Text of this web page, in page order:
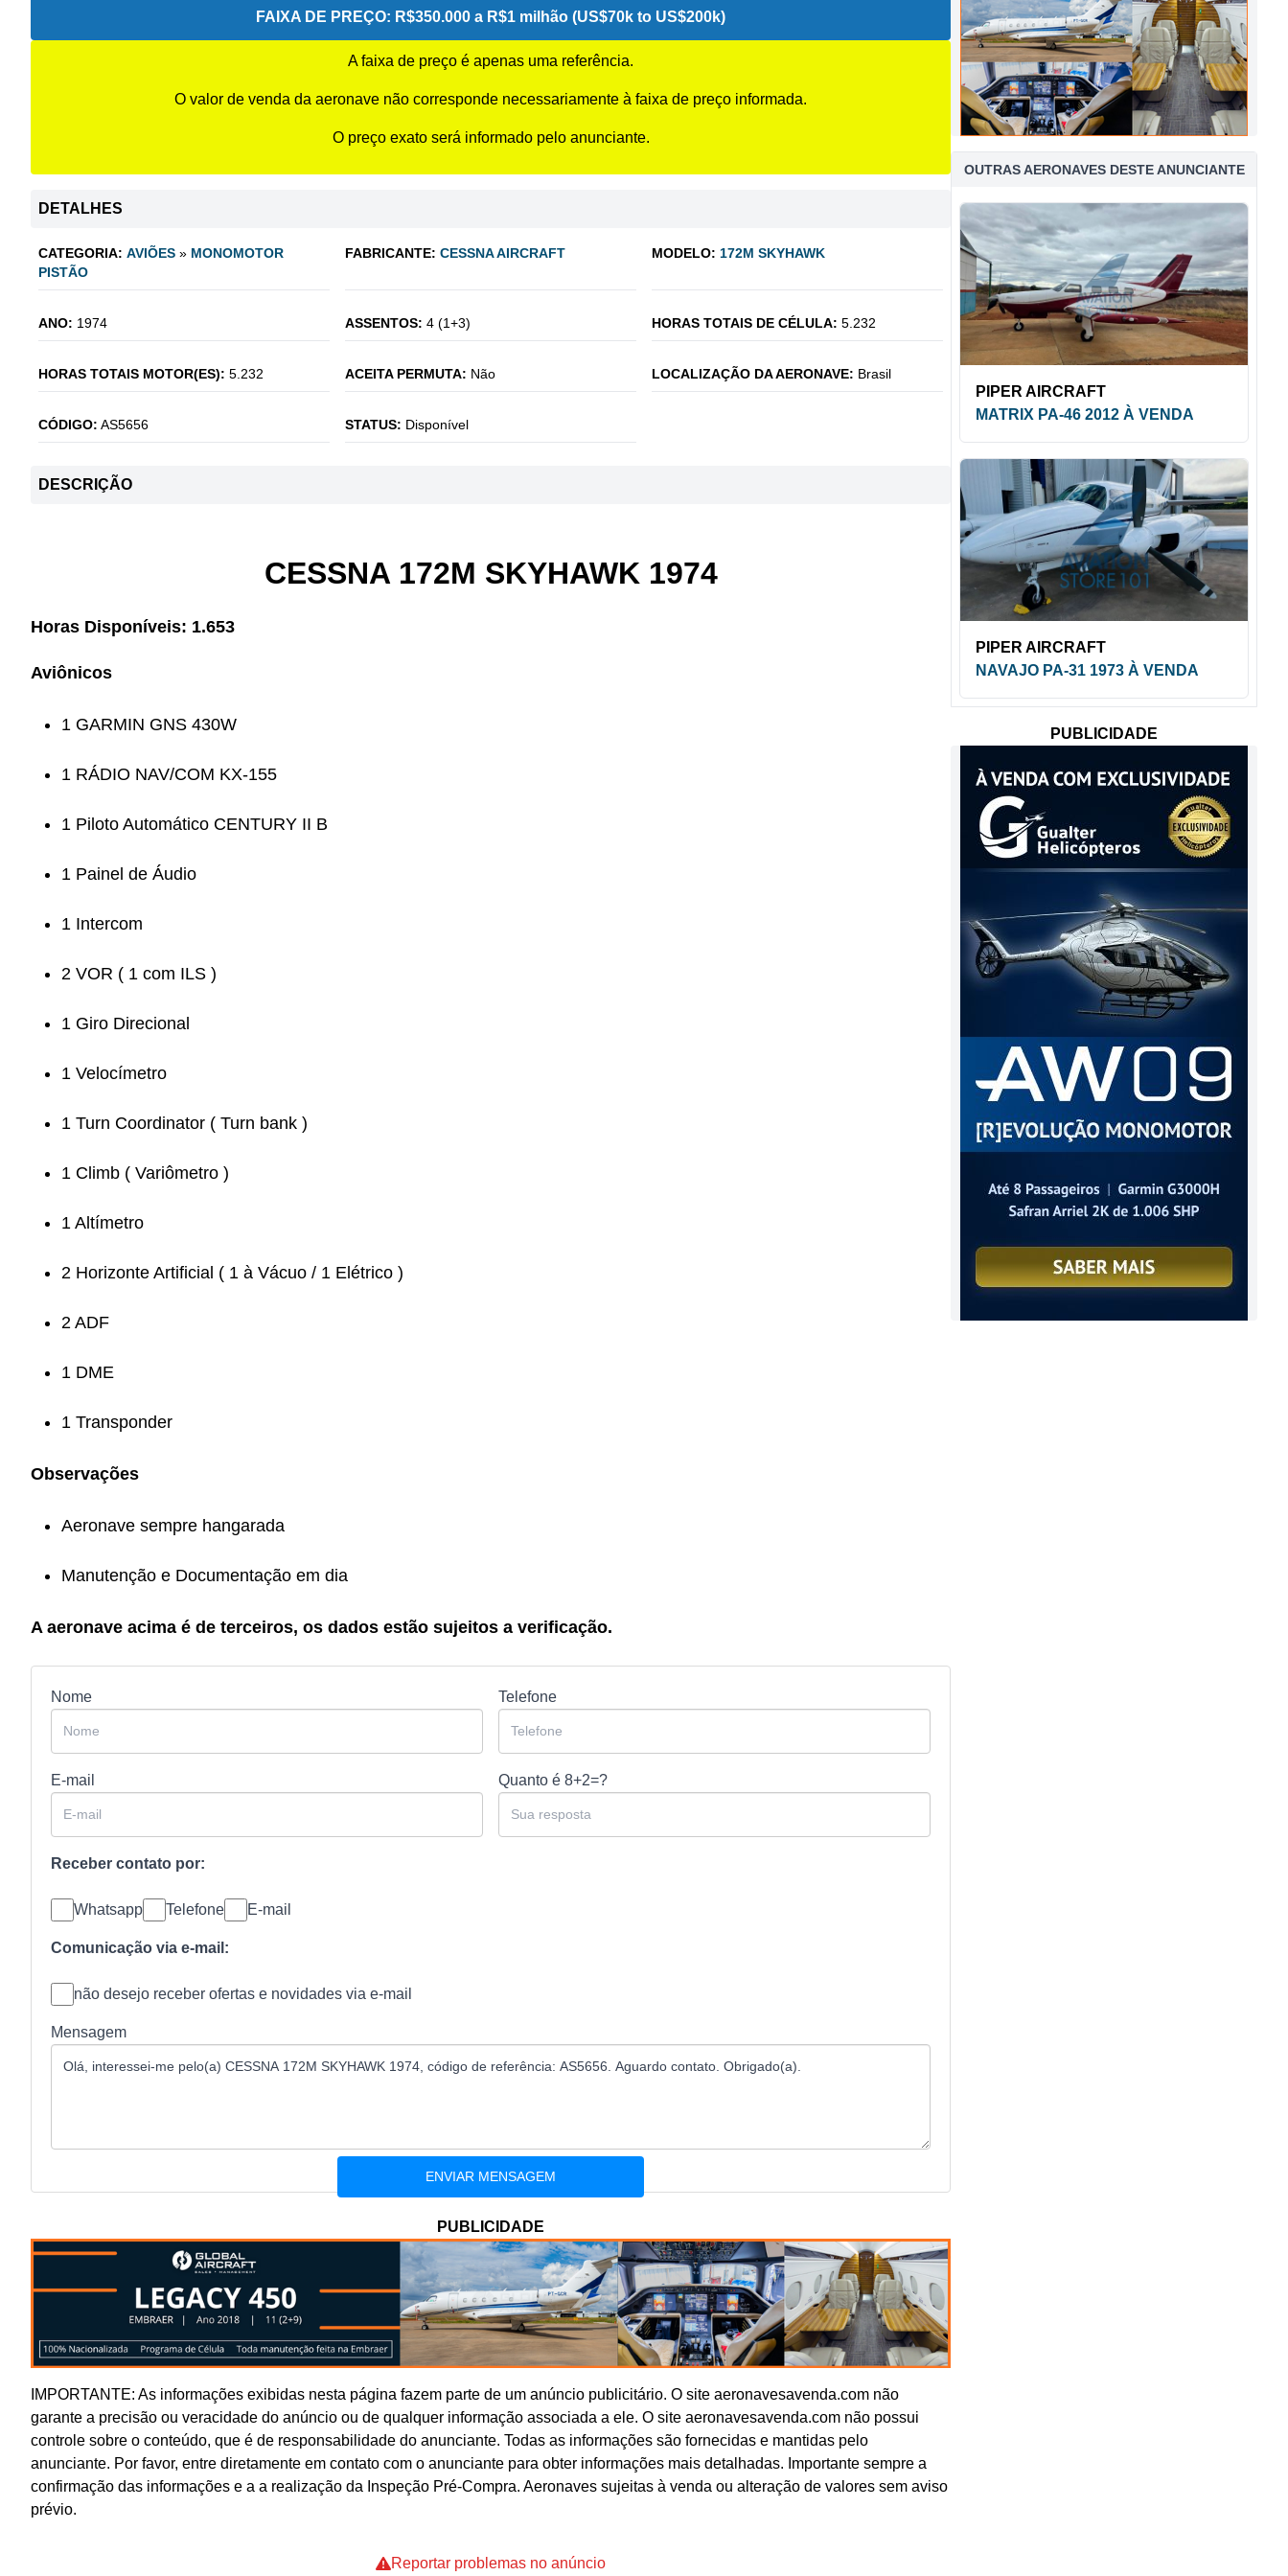
FAIXA DE PREÇO: R$350.000 a R$1 milhão (US$70k to US$200k)
A faixa de preço é apenas uma referência.
O valor de venda da aeronave não corresponde necessariamente à faixa de preço informada.
O preço exato será informado pelo anunciante.
DETALHES
CATEGORIA: AVIÕES » MONOMOTOR
PISTÃO
FABRICANTE: CESSNA AIRCRAFT MODELO: 172M SKYHAWK
ANO: 1974 ASSENTOS: 4 (1+3) HORAS TOTAIS DE CÉLULA: 5.232
HORAS TOTAIS MOTOR(ES): 5.232 ACEITA PERMUTA: Não LOCALIZAÇÃO DA AERONAVE: Brasil
CÓDIGO: AS5656 STATUS: Disponível
DESCRIÇÃO
CESSNA 172M SKYHAWK 1974
Horas Disponíveis: 1.653
Aviônicos
1 GARMIN GNS 430W
1 RÁDIO NAV/COM KX-155
1 Piloto Automático CENTURY II B
1 Painel de Áudio
1 Intercom
2 VOR ( 1 com ILS )
1 Giro Direcional
1 Velocímetro
1 Turn Coordinator ( Turn bank )
1 Climb ( Variômetro )
1 Altímetro
2 Horizonte Artificial ( 1 à Vácuo / 1 Elétrico )
2 ADF
1 DME
1 Transponder
Observações
Aeronave sempre hangarada
Manutenção e Documentação em dia
A aeronave acima é de terceiros, os dados estão sujeitos a verificação.
Nome Telefone
E-mail Quanto é 8+2=?
Receber contato por:
Whatsapp Telefone E-mail
Comunicação via e-mail:
não desejo receber ofertas e novidades via e-mail
Mensagem
PUBLICIDADE
IMPORTANTE: As informações exibidas nesta página fazem parte de um anúncio publicitário. O site aeronavesavenda.com não
garante a precisão ou veracidade do anúncio ou de qualquer informação associada a ele. O site aeronavesavenda.com não possui
controle sobre o conteúdo, que é de responsabilidade do anunciante. Todas as informações são fornecidas e mantidas pelo
anunciante. Por favor, entre diretamente em contato com o anunciante para obter informações mais detalhadas. Importante sempre a
confirmação das informações e a a realização da Inspeção Pré-Compra. Aeronaves sujeitas à venda ou alteração de valores sem aviso
prévio.
Reportar problemas no anúncio
OUTRAS AERONAVES DESTE ANUNCIANTE
PIPER AIRCRAFT
MATRIX PA-46 2012 À VENDA
PIPER AIRCRAFT
NAVAJO PA-31 1973 À VENDA
PUBLICIDADE